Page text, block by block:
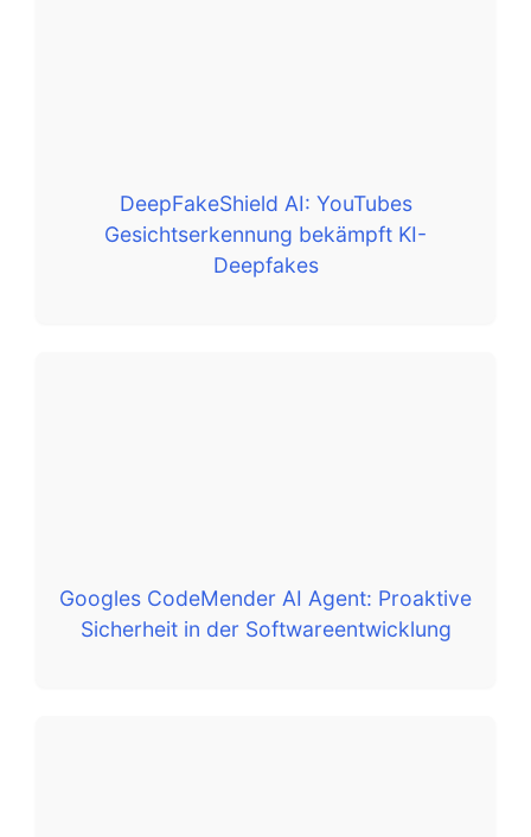
DeepFakeShield AI: YouTubes
Gesichtserkennung bekämpft KI-
Deepfakes
Googles CodeMender AI Agent: Proaktive
Sicherheit in der Softwareentwicklung